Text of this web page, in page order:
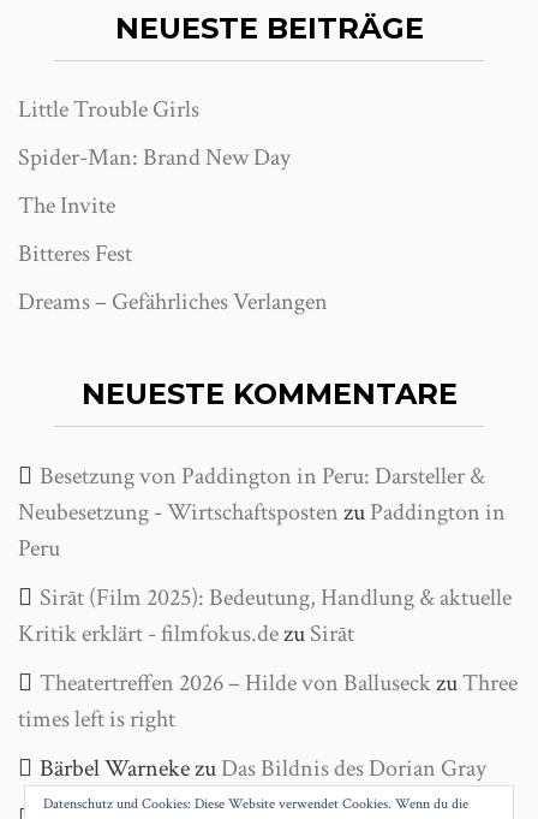
NEUESTE BEITRÄGE
Little Trouble Girls
Spider-Man: Brand New Day
The Invite
Bitteres Fest
Dreams – Gefährliches Verlangen
NEUESTE KOMMENTARE
Besetzung von Paddington in Peru: Darsteller &
Neubesetzung - WirtschaftspostenzuPaddington in
Peru
Sirāt (Film 2025): Bedeutung, Handlung & aktuelle
Kritik erklärt - filmfokus.dezuSirāt
Theatertreffen 2026 – Hilde von BalluseckzuThree
times left is right
Bärbel WarnekezuDas Bildnis des Dorian Gray
Datenschutz und Cookies: Diese Website verwendet Cookies. Wenn du die